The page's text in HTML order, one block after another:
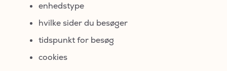
enhedstype
hvilke sider du besøger
tidspunkt for besøg
cookies